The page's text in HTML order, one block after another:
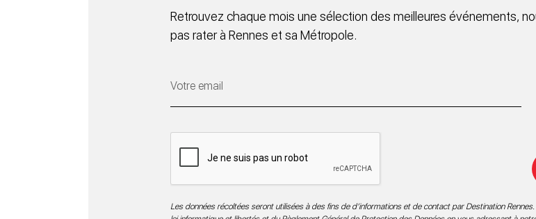
Retrouvez chaque mois une sélection des meilleures événements,
pas rater à Rennes et sa Métropole.
Les données récoltées seront utilisées à des fins de d’informations et de contact par Destination